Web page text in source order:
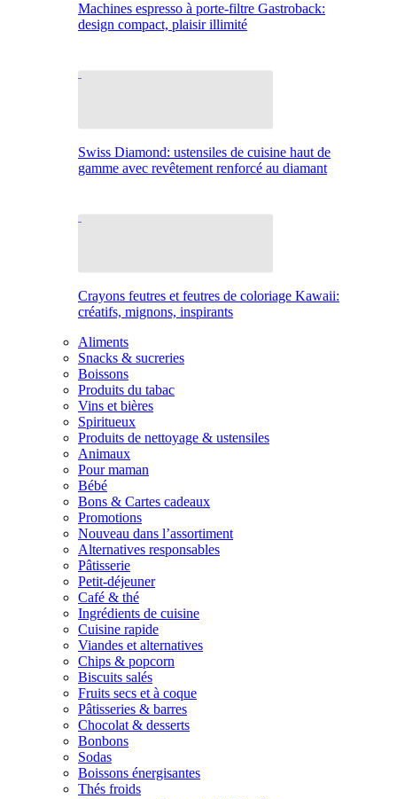
Machines espresso à porte-filtre Gastroback:
design compact, plaisir illimité
Swiss Diamond: ustensiles de cuisine haut de
gamme avec revêtement renforcé au diamant
Crayons feutres et feutres de coloriage Kawaii:
créatifs, mignons, inspirants
Aliments
Snacks & sucreries
Boissons
Produits du tabac
Vins et bières
Spiritueux
Produits de nettoyage & ustensiles
Animaux
Pour maman
Bébé
Bons & Cartes cadeaux
Promotions
Nouveau dans l’assortiment
Alternatives responsables
Pâtisserie
Petit-déjeuner
Café & thé
Ingrédients de cuisine
Cuisine rapide
Viandes et alternatives
Chips & popcorn
Biscuits salés
Fruits secs et à coque
Pâtisseries & barres
Chocolat & desserts
Bonbons
Sodas
Boissons énergisantes
Thés froids